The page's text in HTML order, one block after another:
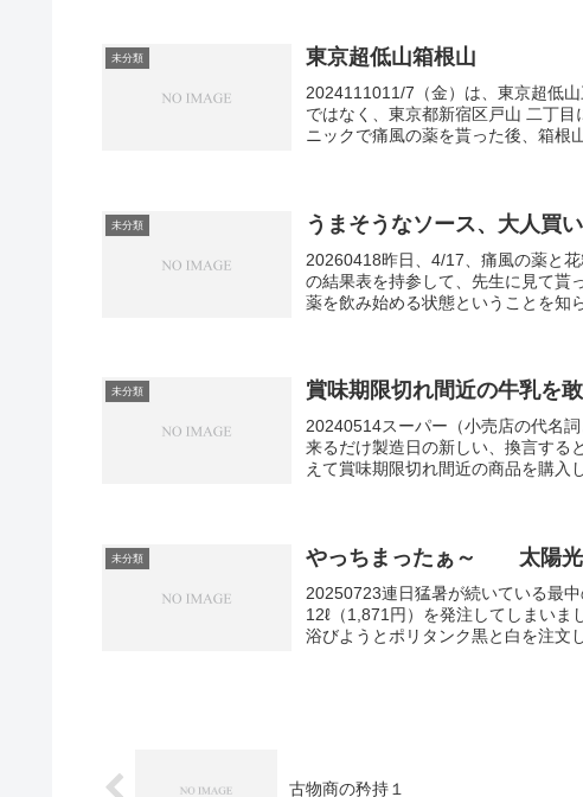
未分類 東京超低山箱根山
2024111011/7（金）は、東京超低
ではなく、東京都新宿区戸山 二丁
ニックで痛風の薬を貰った後、箱根
未分類 うまそうなソース、大人買い
20260418昨日、4/17、痛風の薬と
の結果表を持参して、先生に見て貰
薬を飲み始める状態ということを知
未分類 賞味期限切れ間近の牛乳を
20240514スーパー（小売店の代名
来るだけ製造日の新しい、換言する
えて賞味期限切れ間近の商品を購入
未分類 やっちまったぁ～ 太陽光
20250723連日猛暑が続いている最
12ℓ（1,871円）を発注してしまいま
浴びようとポリタンク黒と白を注文
古物商の矜持１